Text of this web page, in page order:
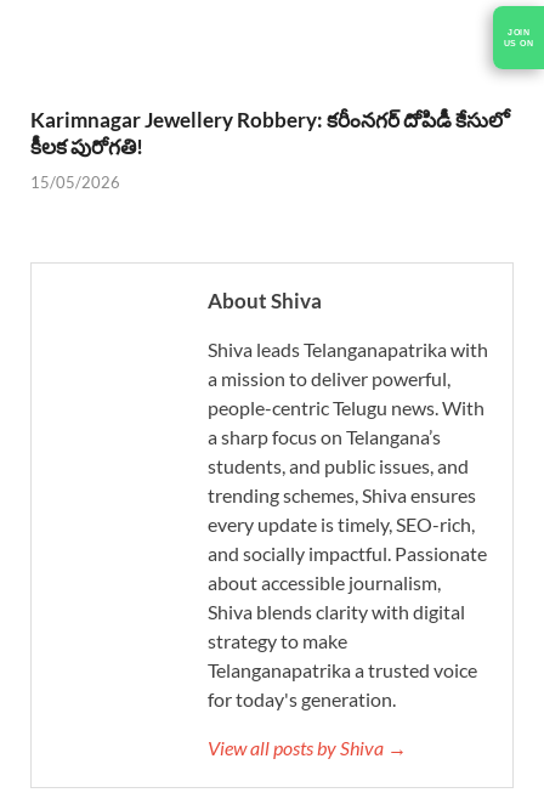
JOIN
US ON
Karimnagar Jewellery Robbery: కరీంనగర్ దోపిడీ కేసులో
కీలక పురోగతి!
15/05/2026
About Shiva
Shiva leads Telanganapatrika with
a mission to deliver powerful,
people-centric Telugu news. With
a sharp focus on Telangana’s
students, and public issues, and
trending schemes, Shiva ensures
every update is timely, SEO-rich,
and socially impactful. Passionate
about accessible journalism,
Shiva blends clarity with digital
strategy to make
Telanganapatrika a trusted voice
for today's generation.
View all posts by Shiva →